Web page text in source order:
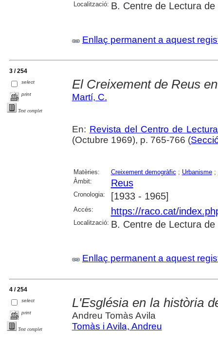
Localització: B. Centre de Lectura de
Enllaç permanent a aquest
3 / 254
select
print
Text complet
El Creixement de Reus
Martí, C.
En: Revista del Centro de
(Octubre 1969), p. 765-766 (
Matèries: Creixement demogràfic ; Urbanisme;
Àmbit:
Reus
Cronologia: [1933 - 1965]
Accés: https://raco.cat/
Localització: B. Centre de Lectura de
Enllaç permanent a aquest
4 / 254
select
print
Text complet
L'Església en la història
Andreu Tomàs Avila
Tomàs i Avila, Andreu